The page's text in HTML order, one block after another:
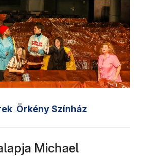
Örkény Színház
Michael